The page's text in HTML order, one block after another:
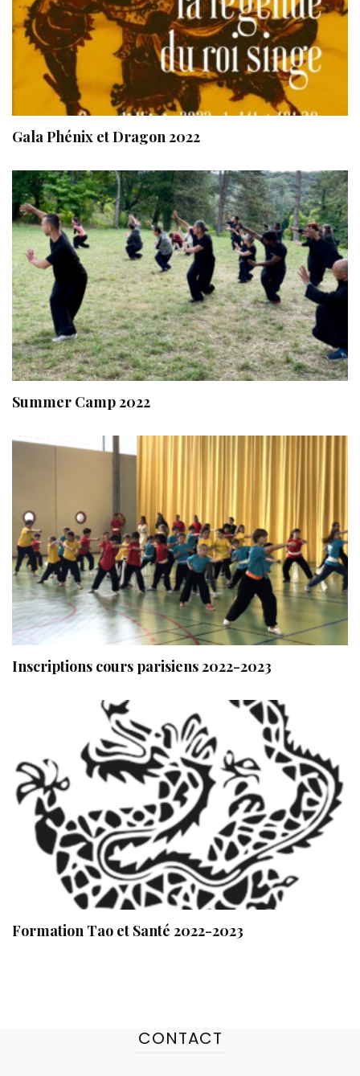
Gala Phénix et Dragon 2022
Summer Camp 2022
Inscriptions cours parisiens 2022-2023
Formation Tao et Santé 2022-2023
CONTACT